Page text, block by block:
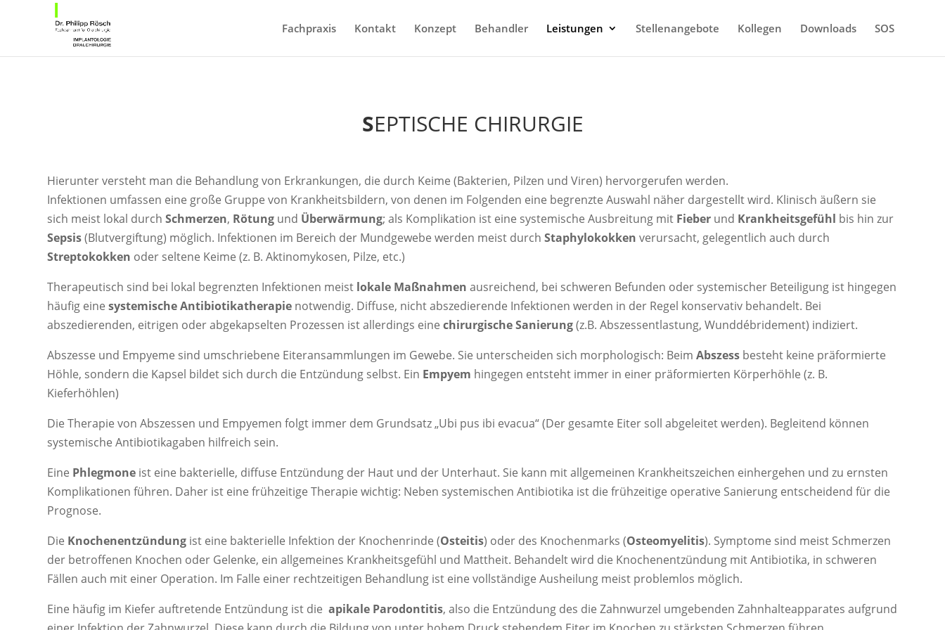
Fachpraxis Kontakt Konzept Behandler Leistungen Stellenangebote Kollegen Downloads SOS
SEPTISCHE CHIRURGIE
Hierunter versteht man die Behandlung von Erkrankungen, die durch Keime (Bakterien, Pilzen und Viren) hervorgerufen werden.
Infektionen umfassen eine große Gruppe von Krankheitsbildern, von denen im Folgenden eine begrenzte Auswahl näher dargestellt wird. Klinisch äußern sie
sich meist lokal durchSchmerzen, Rötung und Überwärmung; als Komplikation ist eine systemische Ausbreitung mit Fieber und Krankheitsgefühl bis hin zur
Sepsis(Blutvergiftung) möglich. Infektionen im Bereich der Mundgewebe werden meist durchStaphylokokken verursacht, gelegentlich auch durch
Streptokokken oder seltene Keime (z. B. Aktinomykosen, Pilze, etc.)
Therapeutisch sind bei lokal begrenzten Infektionen meist lokale Maßnahmen ausreichend, bei schweren Befunden oder systemischer Beteiligung ist hingegen
häufig einesystemische Antibiotikatherapie notwendig. Diffuse, nicht abszedierende Infektionen werden in der Regel konservativ behandelt. Bei
abszedierenden, eitrigen oder abgekapselten Prozessen ist allerdings einechirurgische Sanierung(z.B. Abszessentlastung, Wunddébridement) indiziert.
Abszesse und Empyeme sind umschriebene Eiteransammlungen im Gewebe. Sie unterscheiden sich morphologisch: BeimAbszess besteht keine präformierte
Höhle, sondern die Kapsel bildet sich durch die Entzündung selbst. Ein Empyem hingegen entsteht immer in einer präformierten Körperhöhle (z. B.
Kieferhöhlen)
Die Therapie von Abszessen und Empyemen folgt immer dem Grundsatz „Ubi pus ibi evacua“ (Der gesamte Eiter soll abgeleitet werden). Begleitend können
systemische Antibiotikagaben hilfreich sein.
Eine Phlegmone ist eine bakterielle, diffuse Entzündung der Haut und der Unterhaut. Sie kann mit allgemeinen Krankheitszeichen einhergehen und zu ernsten
Komplikationen führen. Daher ist eine frühzeitige Therapie wichtig: Neben systemischen Antibiotika ist die frühzeitige operative Sanierung entscheidend für die
Prognose.
Die Knochenentzündung ist eine bakterielle Infektion der Knochenrinde (Osteitis) oder des Knochenmarks (Osteomyelitis). Symptome sind meist Schmerzen
der betroffenen Knochen oder Gelenke, ein allgemeines Krankheitsgefühl und Mattheit. Behandelt wird die Knochenentzündung mit Antibiotika, in schweren
Fällen auch mit einer Operation. Im Falle einer rechtzeitigen Behandlung ist eine vollständige Ausheilung meist problemlos möglich.
Eine häufig im Kiefer auftretende Entzündung ist dieapikale Parodontitis, also die Entzündung des die Zahnwurzel umgebenden Zahnhalteapparates aufgrund